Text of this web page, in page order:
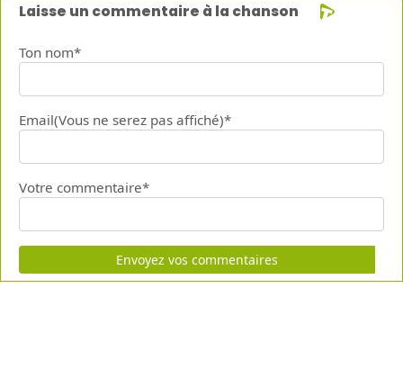
Laisse un commentaire à la chanson
Ton nom*
Email(Vous ne serez pas affiché)*
Votre commentaire*
Envoyez vos commentaires